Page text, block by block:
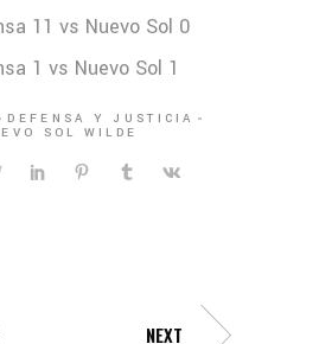
11 vs Nuevo Sol 0
1 vs Nuevo Sol 1
DEFENSA Y JUSTICIA
SOL WILDE
NEXT